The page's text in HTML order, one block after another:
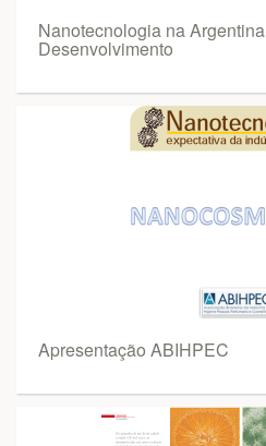
Nanotecnologia na
Desenvolvimento
Apresentação ABIHPEC